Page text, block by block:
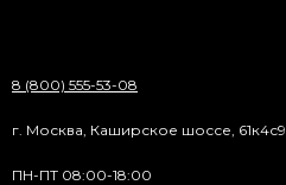
8 (800) 555-53-08
г. Москва, Каширское шоссе, 61к4с9
ПН-ПТ 08:00-18:00